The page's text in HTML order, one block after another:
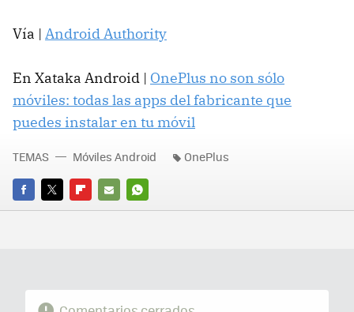
Vía | Android Authority
En Xataka Android | OnePlus no son sólo
móviles: todas las apps del fabricante que
puedes instalar en tu móvil
FACEBOOK
TWITTERFLIPBOARD
E-
WHATSAPP
TEMAS Móviles Android OnePlus